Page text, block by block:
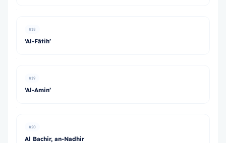
#18
‘Al-Fātih’
#19
‘Al-Amin’
#20
Al Bachir, an-Nadhir